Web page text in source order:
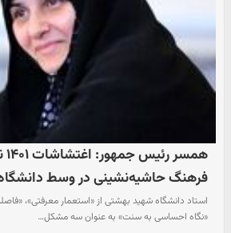
فرهنگ حاشیه‌نشینی در وسط
استاد دانشگاه شهید بهشتی از «استعمار معرفتی»،
«نگاه احساسی به سنت» به عنوان سه مشکل…